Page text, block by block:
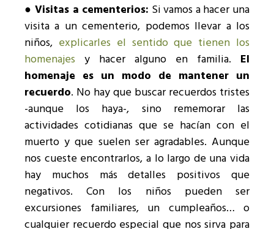
● Visitas a cementerios: Si vamos a hacer una
visita a un cementerio, podemos llevar a los
niños, explicarles el sentido que tienen los
homenajes y hacer alguno en familia. El
homenaje es un modo de mantener un
recuerdo. No hay que buscar recuerdos tristes
-aunque los haya-, sino rememorar las
actividades cotidianas que se hacían con el
muerto y que suelen ser agradables. Aunque
nos cueste encontrarlos, a lo largo de una vida
hay muchos más detalles positivos que
negativos. Con los niños pueden ser
excursiones familiares, un cumpleaños… o
cualquier recuerdo especial que nos sirva para